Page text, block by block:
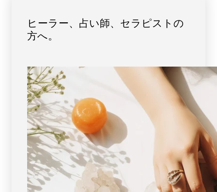
ク
ォ
ー
（ス
ー
パ
ー
セ
ブ
ン）
ペ
ン
ダ
ン
ト
ォ
（ス
ー
セ
ブ
ン）
ペ
ン
ダ
ン
ヒーラー、占い師、セラピストの
方へ。